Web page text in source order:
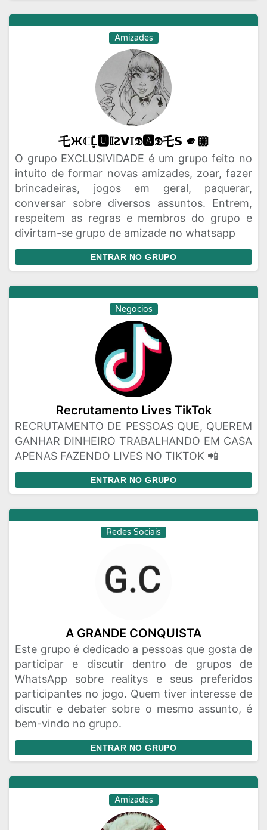
Amizades
乇ЖℂL͓̽🆄𝕀Ꙅ𝗩𝕀𝕯🅰𝕯乇𝗦 🫵🏼
O grupo EXCLUSIVIDADE é um grupo feito no
intuito de formar novas amizades, zoar, fazer
brincadeiras, jogos em geral, paquerar,
conversar sobre diversos assuntos. Entrem,
respeitem as regras e membros do grupo e
divirtam-se grupo de amizade no whatsapp
ENTRAR NO GRUPO
Negocios
Recrutamento Lives TikTok
RECRUTAMENTO DE PESSOAS QUE, QUEREM
GANHAR DINHEIRO TRABALHANDO EM CASA
APENAS FAZENDO LIVES NO TIKTOK 📲
ENTRAR NO GRUPO
Redes Sociais
A GRANDE CONQUISTA
Este grupo é dedicado a pessoas que gosta de
participar e discutir dentro de grupos de
WhatsApp sobre realitys e seus preferidos
participantes no jogo. Quem tiver interesse de
discutir e debater sobre o mesmo assunto, é
bem-vindo no grupo.
ENTRAR NO GRUPO
Amizades